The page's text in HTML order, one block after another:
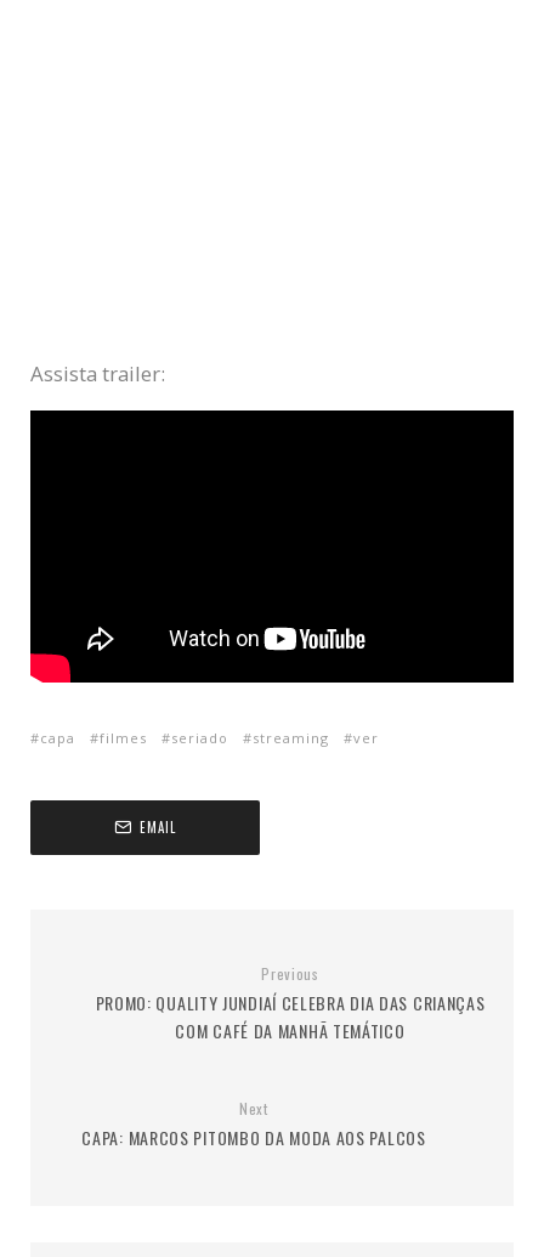
Assista trailer:
capa filmes seriado streaming ver
EMAIL
Previous
PROMO: QUALITY JUNDIAÍ CELEBRA DIA DAS CRIANÇAS
COM CAFÉ DA MANHÃ TEMÁTICO
Next
CAPA: MARCOS PITOMBO DA MODA AOS PALCOS